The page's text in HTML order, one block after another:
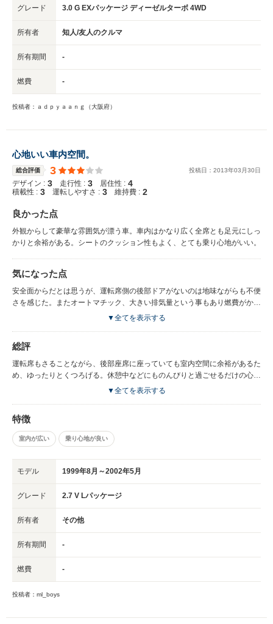
グレード 3.0 G EXパッケージ ディーゼルターボ 4WD
所有者 知人/友人のクルマ
所有期間 -
燃費 -
投稿者：ａｄｐｙａａｎｇ（大阪府）
心地いい車内空間。
総合評価 3 投稿日： 2013年03 月30日
デザイン : 3 走行性 : 3 居住性 : 4
積載性 : 3 運転しやすさ : 3 維持費 : 2
良かった点
外観からして豪華な雰囲気が漂う車。車内はかなり広く全席とも足元にしっ
かりと余裕がある。シートのクッション性もよく、とても乗り心地がいい。
気になった点
安全面からだとは思うが、運転席側の後部ドアがないのは地味ながらも不便
さを感じた。またオートマチック、大きい排気量という事もあり燃費がかな
▼全てを表示する
総評
運転席もさることながら、後部座席に座っていても室内空間に余裕があるた
め、ゆったりとくつろげる。休憩中などにものんびりと過ごせるだけの心地
▼全てを表示する
特徴
室内が広い 乗り心地が良い
モデル 1999年8月～2002年5月
グレード 2.7 V Lパッケージ
所有者 その他
所有期間 -
燃費 -
投稿者：ml_boys